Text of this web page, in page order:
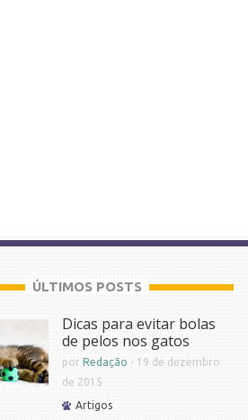
ÚLTIMOS POSTS
Dicas para evitar bolas
de pelos nos gatos
porRedação - 19 de dezembro
de 2015
Artigos